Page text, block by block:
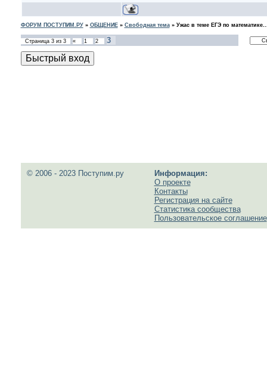
ФОРУМ ПОСТУПИМ.РУ» ОБЩЕНИЕ» Свободная тема» Ужас в теме ЕГЭ по
Страница 3из 3 « 1 2 3
© 2006 - 2023 Поступим.ру
Информация:
О проекте
Контакты
Регистрация на сайте
Статистика сообщества
Пользовательское соглашение